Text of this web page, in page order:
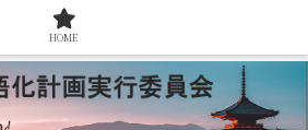
HOME